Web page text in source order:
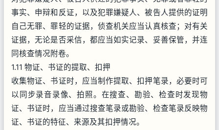
事实、申辩和反证，以及犯罪嫌疑人、被告人提供的证明
自己无罪、罪轻的证据，侦查机关应当认真核查；对有关
证据，无论是否采信，都应当如实记录、妥善保管，并连
同核查情况附卷。
1.11 物证、书证的提取、扣押
收集物证、书证时，应当制作提取、扣押笔录，必要时可
以同步录音录像、拍照。在搜查、勘验、检查时发现物
证、书证时，应当通过搜查笔录或勘验、检查笔录反映物
证、书证的特征、来源及其扣押情况。